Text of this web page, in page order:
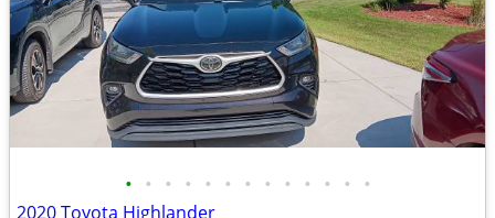
• • • • • • • • • • • • •
2020 Toyota Highlander